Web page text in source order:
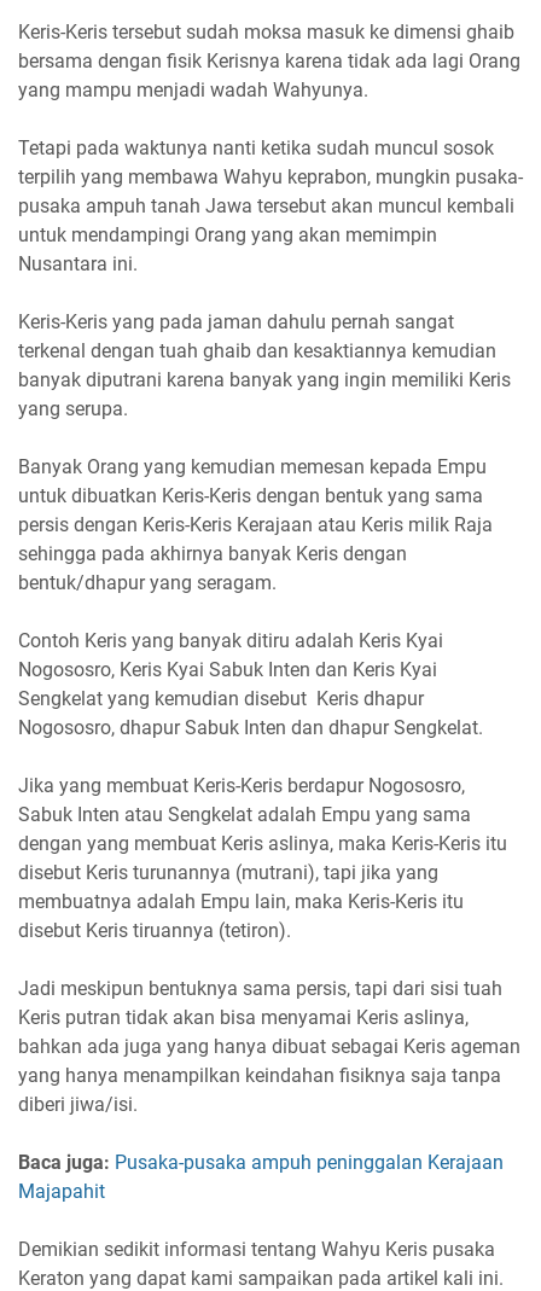
Keris-Keris tersebut sudah moksa masuk ke dimensi ghaib
bersama dengan fisik Kerisnya karena tidak ada lagi Orang
yang mampu menjadi wadah Wahyunya.
Tetapi pada waktunya nanti ketika sudah muncul sosok
terpilih yang membawa Wahyu keprabon, mungkin pusaka-
pusaka ampuh tanah Jawa tersebut akan muncul kembali
untuk mendampingi Orang yang akan memimpin
Nusantara ini.
Keris-Keris yang pada jaman dahulu pernah sangat
terkenal dengan tuah ghaib dan kesaktiannya kemudian
banyak diputrani karena banyak yang ingin memiliki Keris
yang serupa.
Banyak Orang yang kemudian memesan kepada Empu
untuk dibuatkan Keris-Keris dengan bentuk yang sama
persis dengan Keris-Keris Kerajaan atau Keris milik Raja
sehingga pada akhirnya banyak Keris dengan
bentuk/dhapur yang seragam.
Contoh Keris yang banyak ditiru adalah Keris Kyai
Nogososro, Keris Kyai Sabuk Inten dan Keris Kyai
Sengkelat yang kemudian disebut Keris dhapur
Nogososro, dhapur Sabuk Inten dan dhapur Sengkelat.
Jika yang membuat Keris-Keris berdapur Nogososro,
Sabuk Inten atau Sengkelat adalah Empu yang sama
dengan yang membuat Keris aslinya, maka Keris-Keris itu
disebut Keris turunannya (mutrani), tapi jika yang
membuatnya adalah Empu lain, maka Keris-Keris itu
disebut Keris tiruannya (tetiron).
Jadi meskipun bentuknya sama persis, tapi dari sisi tuah
Keris putran tidak akan bisa menyamai Keris aslinya,
bahkan ada juga yang hanya dibuat sebagai Keris ageman
yang hanya menampilkan keindahan fisiknya saja tanpa
diberi jiwa/isi.
Baca juga: Pusaka-pusaka ampuh peninggalan Kerajaan
Majapahit
Demikian sedikit informasi tentang Wahyu Keris pusaka
Keraton yang dapat kami sampaikan pada artikel kali ini.